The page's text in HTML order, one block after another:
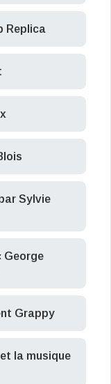
Replica
Sylvie
George
Grappy
la musique